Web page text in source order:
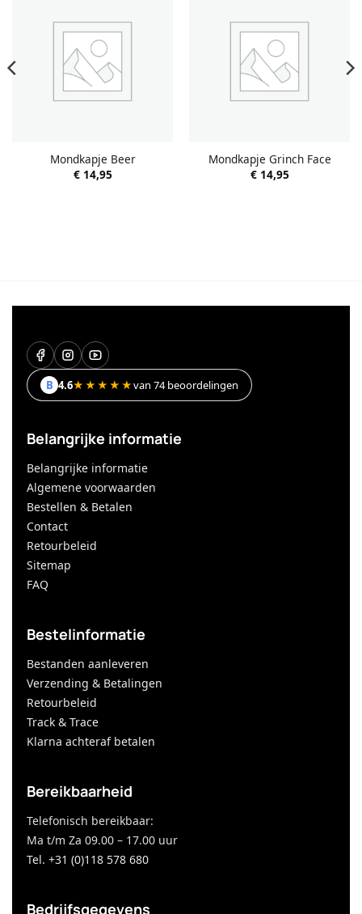
Mondkapje Beer
€14,95
Mondkapje Grinch Face
€14,95
B 4.6★★★★★van 74 beoordelingen
Belangrijke informatie
Belangrijke informatie
Algemene voorwaarden
Bestellen & Betalen
Contact
Retourbeleid
Sitemap
FAQ
Bestelinformatie
Bestanden aanleveren
Verzending & Betalingen
Retourbeleid
Track & Trace
Klarna achteraf betalen
Bereikbaarheid
Telefonisch bereikbaar:
Ma t/m Za 09.00 – 17.00 uur
Tel. +31 (0)118 578 680
Bedrijfsgegevens